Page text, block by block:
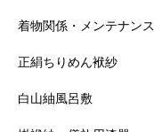
着物関係・メンテナンス
正絹ちりめん袱紗
白山紬風呂敷